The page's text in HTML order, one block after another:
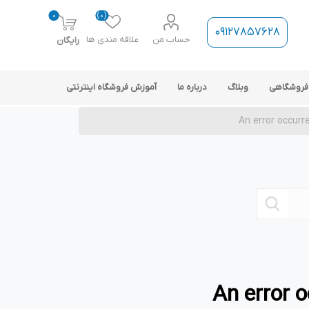
09127857628 حساب من علاقه مندی ها
(0)
0
رایگان
وبلاگ درباره ما آموزش فروشگاه اینترنتی